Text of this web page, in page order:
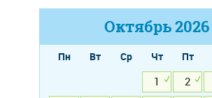
Октябрь2026
Пн Вт Ср Чт Пт
1
2